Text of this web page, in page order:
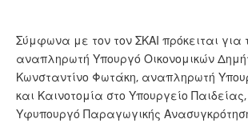
Σύμφωνα με τον τον ΣΚΑΙ πρόκειται για
αναπληρωτή Υπουργό Οικονομικών
Κωνσταντίνο Φωτάκη, αναπληρωτή
και Καινοτομία στο Υπουργείο
Υφυπουργό Παραγωγικής